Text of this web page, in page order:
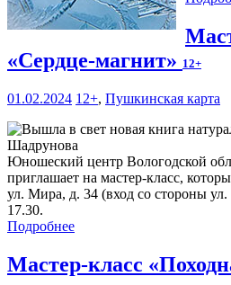
«Сердце-магнит» 12+
01.02.2024 12+, Пушкинская карта
Юношеский центр Вологодской
приглашает на мастер-класс,
ул. Мира, д. 34 (вход со стороны
17.30.
Подробнее
Мастер-класс